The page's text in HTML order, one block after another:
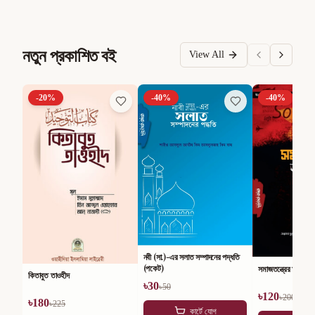
নতুন প্রকাশিত বই View All
-20%
কিতাবুত তাওহীদ
৳180৳225
-40%
নবী (সা.)-এর সলাত সম্পাদনের পদ্ধতি
(পকেট)
৳30৳50
কার্টে যোগ
-40%
সমাজতন্ত্রের অসারতা
৳120৳200